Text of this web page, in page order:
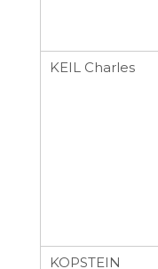
KEIL Charles
KOPSTEIN